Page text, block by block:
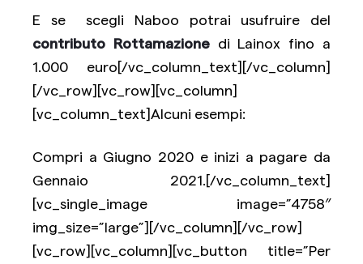
E se scegli Naboo potrai usufruire del
contributo Rottamazionedi Lainox fino a
1.000 euro[/vc_column_text][/vc_column]
[/vc_row][vc_row][vc_column]
[vc_column_text]Alcuni esempi:
Compri a Giugno 2020 e inizi a pagare da
Gennaio 2021.[/vc_column_text]
[vc_single_image image=”4758″
img_size=”large”][/vc_column][/vc_row]
[vc_row][vc_column][vc_button title=”Per